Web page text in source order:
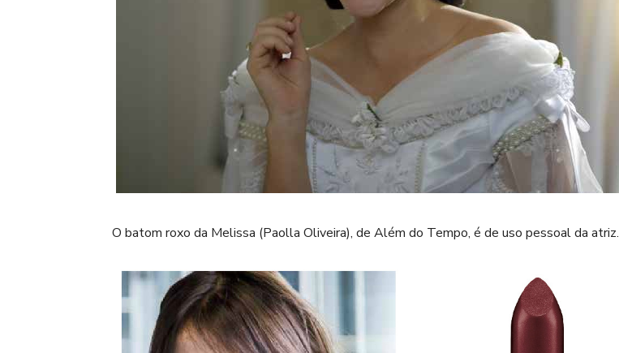
O batom roxo da Melissa (Paolla Oliveira), de Além do Tempo, é de uso pessoal da atriz.